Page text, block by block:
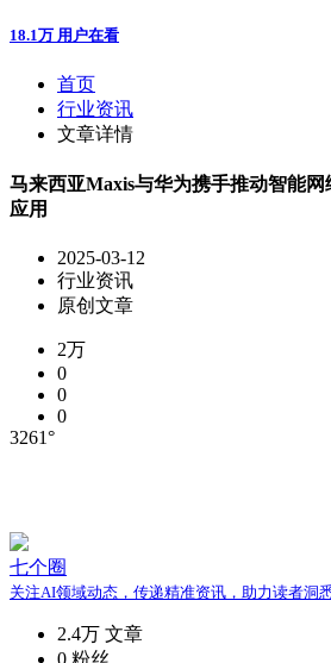
18.1万 用户在看
首页
行业资讯
文章详情
马来西亚Maxis与华为携手推动智能
应用
2025-03-12
行业资讯
原创文章
2万
0
0
0
3261°
七个圈
关注AI领域动态，传递精准资讯，助力读者洞
2.4万 文章